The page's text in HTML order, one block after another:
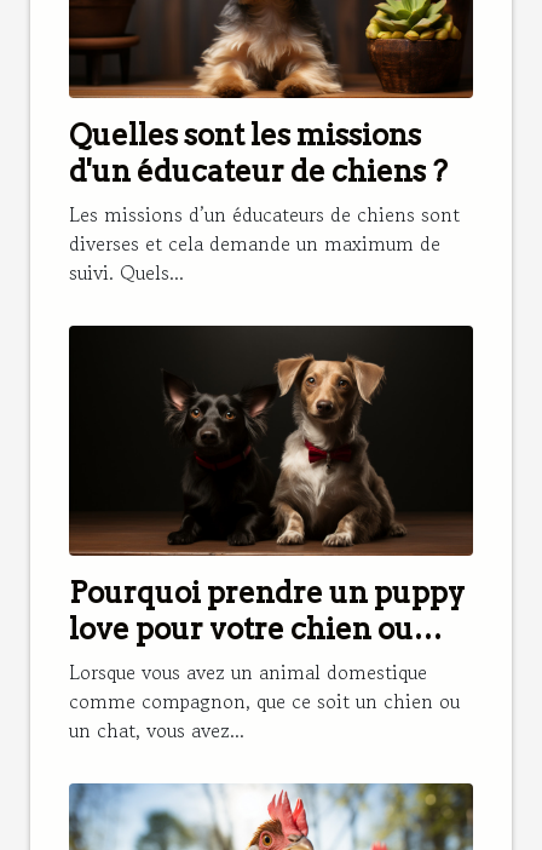
Quelles sont les missions
d'un éducateur de chiens ?
Les missions d’un éducateurs de chiens sont
diverses et cela demande un maximum de
suivi. Quels...
Pourquoi prendre un puppy
love pour votre chien ou
chat ?
Lorsque vous avez un animal domestique
comme compagnon, que ce soit un chien ou
un chat, vous avez...